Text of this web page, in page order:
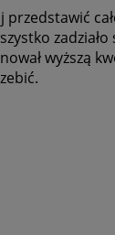
wyższą